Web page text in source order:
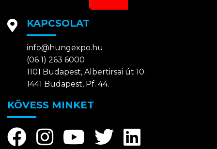
KAPCSOLAT
info@hungexpo.hu
(06 1) 263 6000
1101 Budapest, Albertirsai út 10.
1441 Budapest, Pf. 44.
KÖVESS MINKET